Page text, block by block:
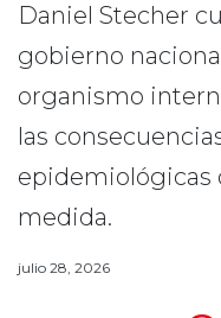
Daniel Stecher
gobierno
organismo
las
epidemiológicas
medida.
julio 28, 2026